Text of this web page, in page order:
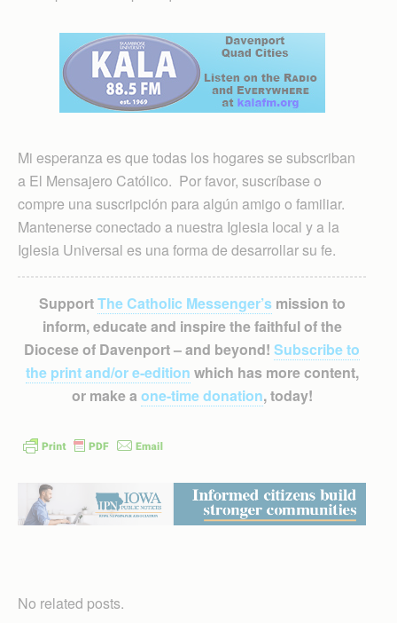
Mi esperanza es que todas los hogares se subscriban
a El Mensajero Católico. Por favor, suscríbase o
compre una suscripción para algún amigo o familiar.
Mantenerse conectado a nuestra Iglesia local y a la
Iglesia Universal es una forma de desarrollar su fe.
SupportThe Catholic Messenger’smission to
inform, educate and inspire the faithful of the
Diocese of Davenport – and beyond! Subscribe to
the print and/or e-edition which has more content,
or make a one-time donation, today!
No related posts.